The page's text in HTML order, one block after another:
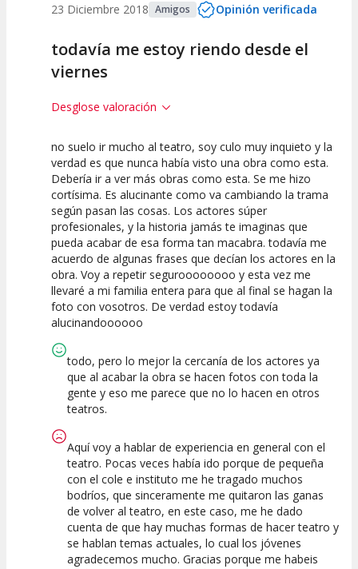
23 Diciembre 2018 Amigos Opinión verificada
todavía me estoy riendo desde el
viernes
Desglose valoración
10
Calidad del
Espectáculo
10
Puesta en
Escena
10
Interpretación
artística
no suelo ir mucho al teatro, soy culo muy inquieto y la
verdad es que nunca había visto una obra como esta.
Debería ir a ver más obras como esta. Se me hizo
cortísima. Es alucinante como va cambiando la trama
según pasan las cosas. Los actores súper
profesionales, y la historia jamás te imaginas que
pueda acabar de esa forma tan macabra. todavía me
acuerdo de algunas frases que decían los actores en la
obra. Voy a repetir seguroooooooo y esta vez me
llevaré a mi familia entera para que al final se hagan la
foto con vosotros. De verdad estoy todavía
alucinandoooooo
todo, pero lo mejor la cercanía de los actores ya
que al acabar la obra se hacen fotos con toda la
gente y eso me parece que no lo hacen en otros
teatros.
Aquí voy a hablar de experiencia en general con el
teatro. Pocas veces había ido porque de pequeña
con el cole e instituto me he tragado muchos
bodríos, que sinceramente me quitaron las ganas
de volver al teatro, en este caso, me he dado
cuenta de que hay muchas formas de hacer teatro y
se hablan temas actuales, lo cual los jóvenes
agradecemos mucho. Gracias porque me habeis